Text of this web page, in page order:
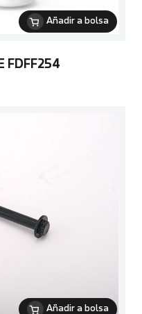
Añadir a bolsa
FDFF254
Añadir a bolsa